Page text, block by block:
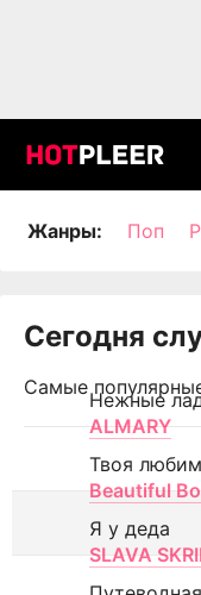
Жанры: Поп
Сегодня
Самые
Нежные
ALMARY
Твоя
Beautiful
Я у деда
SLAVA